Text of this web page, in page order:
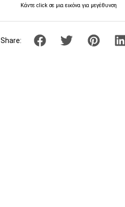
Κάντε click σε μια εικόνα για μεγέθυνση
Share: